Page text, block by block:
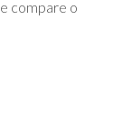
e compare o